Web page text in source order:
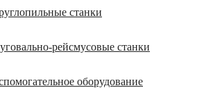
станки
рейсмусовые станки
оборудование